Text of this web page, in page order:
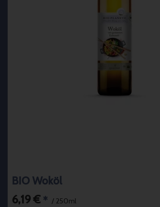
BIO Woköl
6,19 € * / 250ml